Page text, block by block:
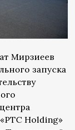
Мирзиеев
запуска
«РТС Holding»